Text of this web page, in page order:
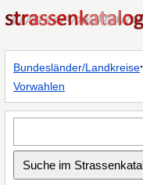
Bundesländer/Landkreise·
Vorwahlen